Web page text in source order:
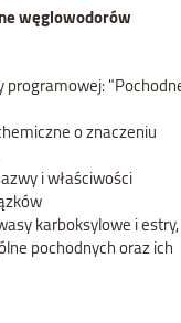
węglowodorów
programowej:
o znaczeniu
i właściwości
karboksylowe i estry,
pochodnych oraz ich